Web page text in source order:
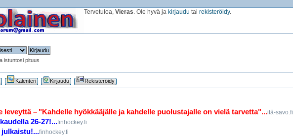
Tervetuloa, Vieras. Ole hyvä ja kirjaudu tai rekisteröidy.
istuntosi pituus
Kalenteri Kirjaudu Rekisteröidy
leveyttä – "Kahdelle hyökkääjälle ja kahdelle puolustajalle on vielä tarvetta"...itä-savo.fi
26-27!...finhockey.fi
julkaistu!...finhockey.fi